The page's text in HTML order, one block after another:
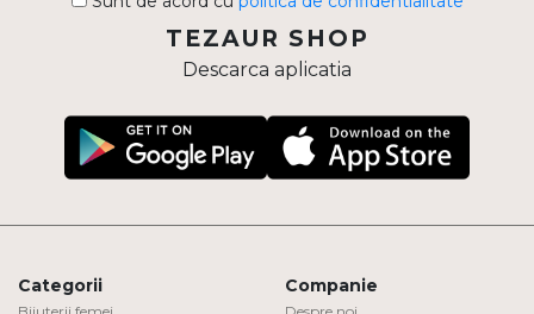
TEZAUR SHOP
Descarca aplicatia
Categorii Companie